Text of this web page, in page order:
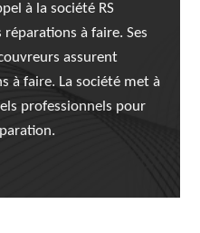
à la société RS
à faire. Ses
assurent
à faire. La société met à
professionnels pour